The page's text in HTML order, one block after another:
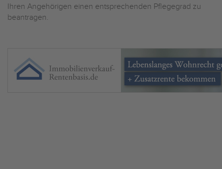
Ihren Angehörigen einen entsprechenden Pflegegrad zu
beantragen.